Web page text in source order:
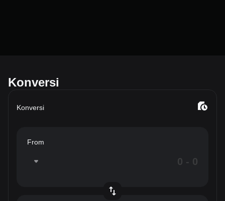
Konversi
Konversi
From